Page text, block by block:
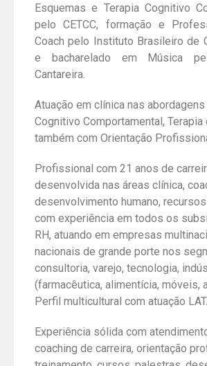
Esquemas e Terapia Cognitivo
pelo CETCC, formação e
Coach pelo Instituto Brasileiro de
e bacharelado em Música
Cantareira.
Atuação em clínica nas abordagens
Cognitivo Comportamental, Terapia
também com Orientação
Profissional com 21 anos de
desenvolvida nas áreas clínica,
desenvolvimento humano,
com experiência em todos os
RH, atuando em empresas
nacionais de grande porte nos
consultoria, varejo, tecnologia,
(farmacêutica, alimentícia, móveis,
Perfil multicultural com atuação
Experiência sólida com
coaching de carreira, orientação